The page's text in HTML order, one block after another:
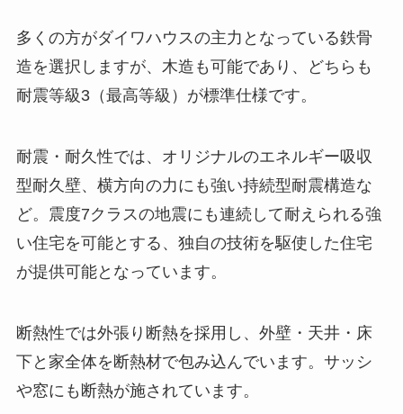
多くの方がダイワハウスの主力となっている鉄骨
造を選択しますが、木造も可能であり、どちらも
耐震等級3（最高等級）が標準仕様です。
耐震・耐久性では、オリジナルのエネルギー吸収
型耐久壁、横方向の力にも強い持続型耐震構造な
ど。震度7クラスの地震にも連続して耐えられる強
い住宅を可能とする、独自の技術を駆使した住宅
が提供可能となっています。
断熱性では外張り断熱を採用し、外壁・天井・床
下と家全体を断熱材で包み込んでいます。サッシ
や窓にも断熱が施されています。